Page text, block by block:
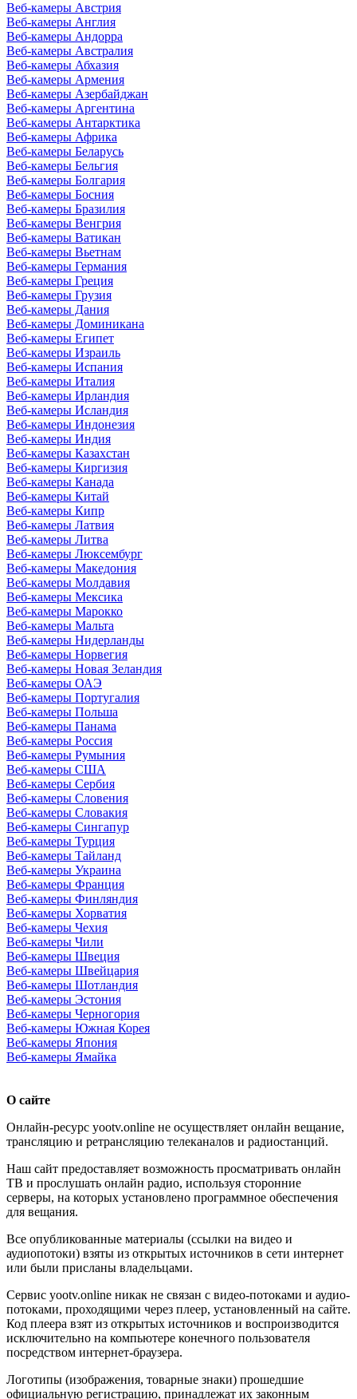
Веб-камеры Австрия
Веб-камеры Англия
Веб-камеры Андорра
Веб-камеры Австралия
Веб-камеры Абхазия
Веб-камеры Армения
Веб-камеры Азербайджан
Веб-камеры Аргентина
Веб-камеры Антарктика
Веб-камеры Африка
Веб-камеры Беларусь
Веб-камеры Бельгия
Веб-камеры Болгария
Веб-камеры Босния
Веб-камеры Бразилия
Веб-камеры Венгрия
Веб-камеры Ватикан
Веб-камеры Вьетнам
Веб-камеры Германия
Веб-камеры Греция
Веб-камеры Грузия
Веб-камеры Дания
Веб-камеры Доминикана
Веб-камеры Египет
Веб-камеры Израиль
Веб-камеры Испания
Веб-камеры Италия
Веб-камеры Ирландия
Веб-камеры Исландия
Веб-камеры Индонезия
Веб-камеры Индия
Веб-камеры Казахстан
Веб-камеры Киргизия
Веб-камеры Канада
Веб-камеры Китай
Веб-камеры Кипр
Веб-камеры Латвия
Веб-камеры Литва
Веб-камеры Люксембург
Веб-камеры Македония
Веб-камеры Молдавия
Веб-камеры Мексика
Веб-камеры Марокко
Веб-камеры Мальта
Веб-камеры Нидерланды
Веб-камеры Норвегия
Веб-камеры Новая Зеландия
Веб-камеры ОАЭ
Веб-камеры Португалия
Веб-камеры Польша
Веб-камеры Панама
Веб-камеры Россия
Веб-камеры Румыния
Веб-камеры США
Веб-камеры Сербия
Веб-камеры Словения
Веб-камеры Словакия
Веб-камеры Сингапур
Веб-камеры Турция
Веб-камеры Тайланд
Веб-камеры Украина
Веб-камеры Франция
Веб-камеры Финляндия
Веб-камеры Хорватия
Веб-камеры Чехия
Веб-камеры Чили
Веб-камеры Швеция
Веб-камеры Швейцария
Веб-камеры Шотландия
Веб-камеры Эстония
Веб-камеры Черногория
Веб-камеры Южная Корея
Веб-камеры Япония
Веб-камеры Ямайка
О сайте
Онлайн-ресурс yootv.online не осуществляет онлайн вещание,
трансляцию и ретрансляцию телеканалов и радиостанций.
Наш сайт предоставляет возможность просматривать онлайн
ТВ и прослушать онлайн радио, используя сторонние
серверы, на которых установлено программное обеспечения
для вещания.
Все опубликованные материалы (ссылки на видео и
аудиопотоки) взяты из открытых источников в сети интернет
или были присланы владельцами.
Сервис yootv.online никак не связан с видео-потоками и аудио-
потоками, проходящими через плеер, установленный на сайте.
Код плеера взят из открытых источников и воспроизводится
исключительно на компьютере конечного пользователя
посредством интернет-браузера.
Логотипы (изображения, товарные знаки) прошедшие
официальную регистрацию, принадлежат их законным